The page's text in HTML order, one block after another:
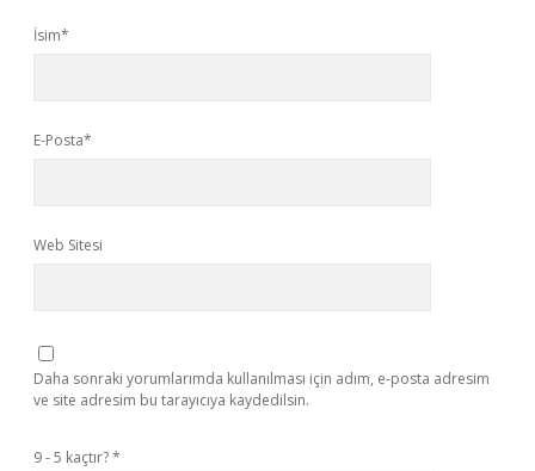
İsim*
E-Posta*
Web Sitesi
Daha sonraki yorumlarımda kullanılması için adım, e-posta adresim
ve site adresim bu tarayıcıya kaydedilsin.
9 - 5 kaçtır?*